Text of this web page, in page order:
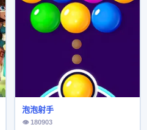
泡泡射手
👁 180903